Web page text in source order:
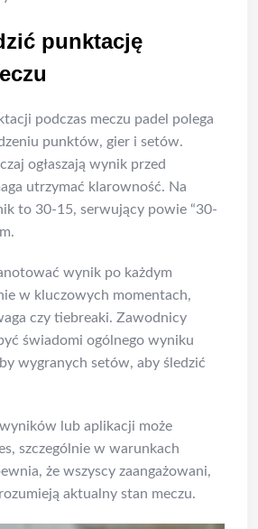
punktację
podczas meczu padel polega
punktów, gier i setów.
ogłaszają wynik przed
utrzymać klarowność. Na
to 30-15, serwujący powie “30-
wynik po każdym
w kluczowych momentach,
czy tiebreaki. Zawodnicy
świadomi ogólnego wyniku
wygranych setów, aby śledzić
lub aplikacji może
szczególnie w warunkach
że wszyscy zaangażowani,
aktualny stan meczu.